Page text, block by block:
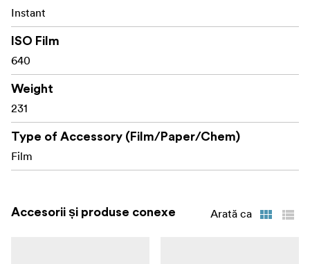
Instant
ISO Film
640
Weight
231
Type of Accessory (Film/Paper/Chem)
Film
Accesorii și produse conexe Arată ca